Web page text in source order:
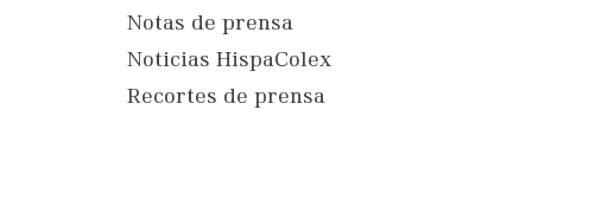
Notas de prensa
Noticias HispaColex
Recortes de prensa